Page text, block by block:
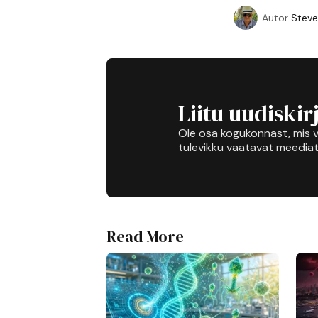
Autor
Liitu
Ole osa kogukonnast,
tulevikku vaatavat
Read More